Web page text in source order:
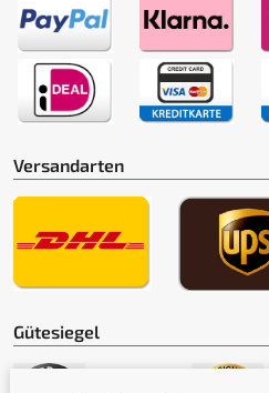
Versandarten
Gütesiegel